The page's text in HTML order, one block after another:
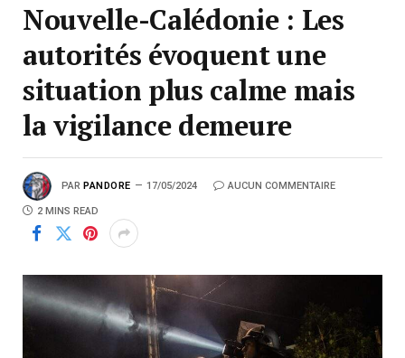
Nouvelle-Calédonie : Les
autorités évoquent une
situation plus calme mais
la vigilance demeure
PAR PANDORE 17/05/2024 AUCUN COMMENTAIRE
2 MINS READ